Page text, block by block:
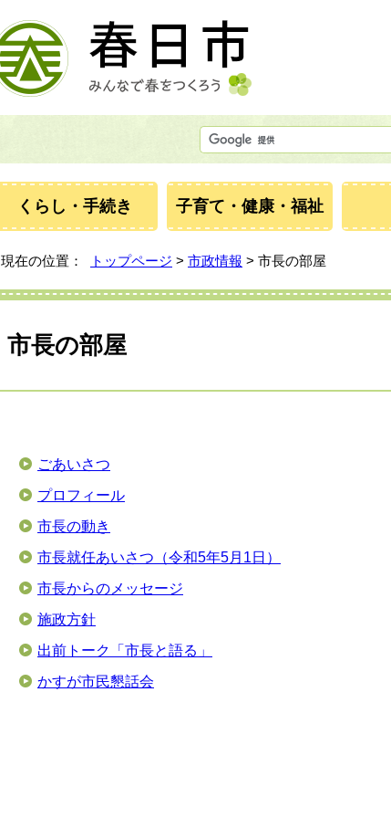
くらし・手続き 子育て・健康・福祉
現在の位置： トップページ > 市政情報 > 市長の部屋
市長の部屋
ごあいさつ
プロフィール
市長の動き
市長就任あいさつ（令和5年5月1日）
市長からのメッセージ
施政方針
出前トーク「市長と語る」
かすが市民懇話会